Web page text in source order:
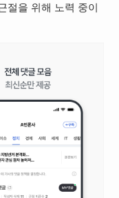
절을 위해 노력 중이